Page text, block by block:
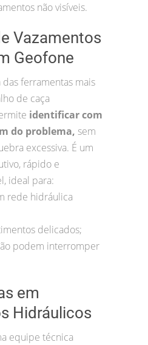
não visíveis.
Vazamentos
Geofone
das ferramentas mais
de caça
identificar com
do problema, sem
excessiva. É um
rápido e
ideal para:
rede hidráulica
delicados;
podem interromper
em
Hidráulicos
equipe técnica